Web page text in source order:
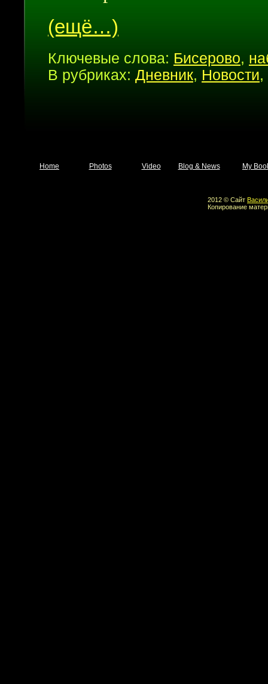
(ещё…)
Ключевые слова: Бисерово,
В рубриках: Дневник, Новости,
Home Photos Video Blog & News My
2012 © Сайт
Копирование